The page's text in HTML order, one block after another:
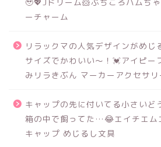
ーチャーム
リラックマの人気デザインがめじ
サイズでかわいい～！💓アイピー
みリラきぶん マーカーアクセサリ
キャップの先に付いてる小さいど
箱の中で飼ってた…😂エイチエム
キャップ めじるし文具